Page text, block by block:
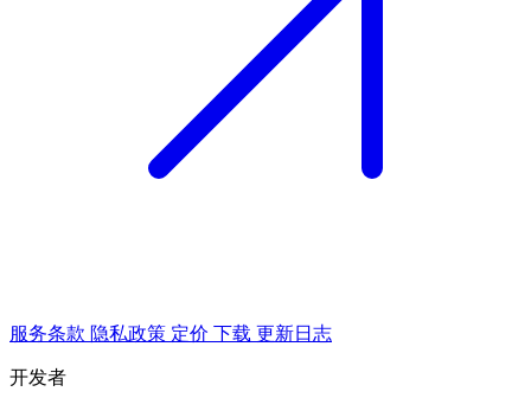
服务条款 隐私政策 定价 下载 更新日志
开发者